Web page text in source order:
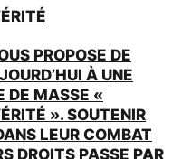
PROPOSE DE
À UNE
DE MASSE «
». SOUTENIR
LEUR COMBAT
DROITS PASSE PAR